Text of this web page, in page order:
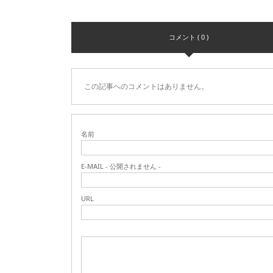
コメント ( 0 )
この記事へのコメントはありません。
名前
E-MAIL - 公開されません -
URL